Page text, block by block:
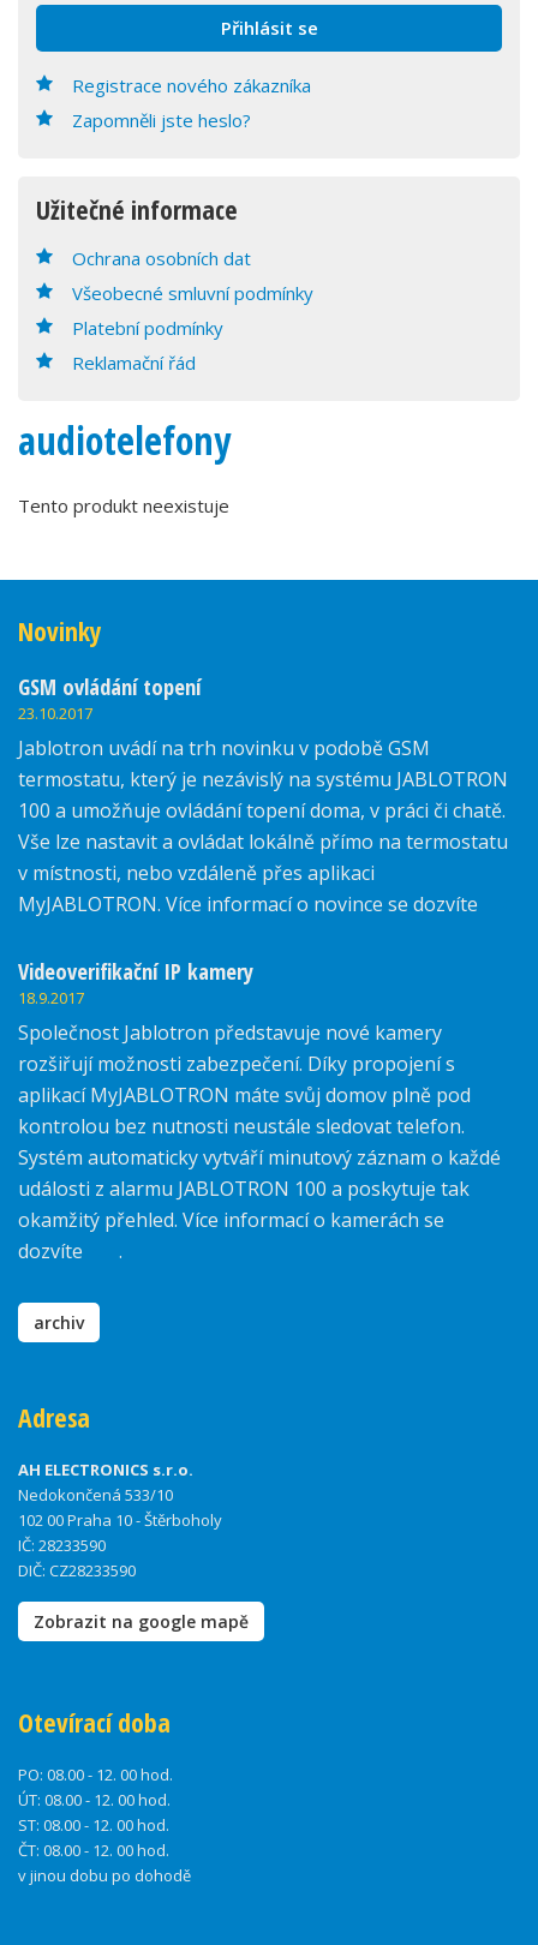
Registrace nového zákazníka
Zapomněli jste heslo?
Užitečné informace
Ochrana osobních dat
Všeobecné smluvní podmínky
Platební podmínky
Reklamační řád
audiotelefony
Tento produkt neexistuje
Novinky
GSM ovládání topení
23.10.2017
Jablotron uvádí na trh novinku v podobě GSM
termostatu, který je nezávislý na systému JABLOTRON
100 a umožňuje ovládání topení doma, v práci či chatě.
Vše lze nastavit a ovládat lokálně přímo na termostatu
v místnosti, nebo vzdáleně přes aplikaci
MyJABLOTRON. Více informací o novince se dozvíte
Videoverifikační IP kamery
18.9.2017
Společnost Jablotron představuje nové kamery
rozšiřují možnosti zabezpečení. Díky propojení s
aplikací MyJABLOTRON máte svůj domov plně pod
kontrolou bez nutnosti neustále sledovat telefon.
Systém automaticky vytváří minutový záznam o každé
události z alarmu JABLOTRON 100 a poskytuje tak
okamžitý přehled. Více informací o kamerách se
dozvíte
.
archiv
Adresa
AH ELECTRONICS s.r.o.
Nedokončená 533/10
102 00 Praha 10 - Štěrboholy
IČ: 28233590
DIČ: CZ28233590
Zobrazit na google mapě
Otevírací doba
PO: 08.00 - 12. 00 hod.
ÚT: 08.00 - 12. 00 hod.
ST: 08.00 - 12. 00 hod.
ČT: 08.00 - 12. 00 hod.
v jinou dobu po dohodě